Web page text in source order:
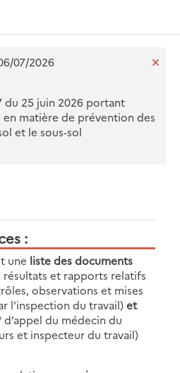
07/2026
du 25 juin 2026 portant
matière de prévention des
et le sous-sol
une liste des documents
résultats et rapports relatifs
observations et mises
l'inspection du travail)et
d’appel du médecin du
et inspecteur du travail)